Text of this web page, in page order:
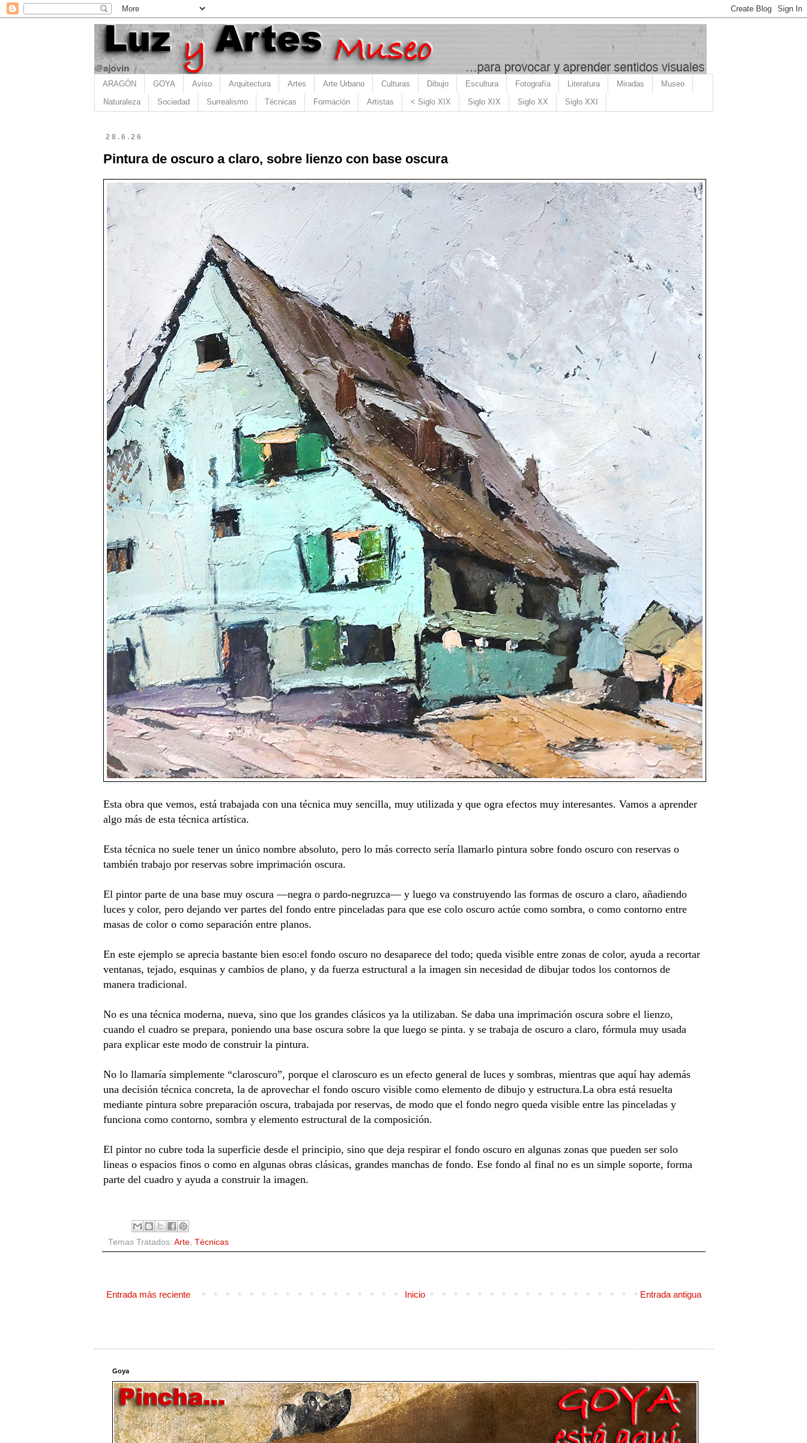
ARAGÓN GOYA Aviso Arquitectura Artes Arte Urbano Culturas Dibujo Escultura Fotografía Literatura Miradas Museo
Naturaleza Sociedad Surrealismo Técnicas Formación Artistas < Siglo XIX Siglo XIX Siglo XX Siglo XXI
28.6.26
Pintura de oscuro a claro, sobre lienzo con base oscura
Esta obra que vemos, está trabajada con una técnica muy sencilla, muy utilizada y que ogra efectos muy interesantes. Vamos a aprender
algo más de esta técnica artística.
Esta técnica no suele tener un único nombre absoluto, pero lo más correcto sería llamarlo pintura sobre fondo oscuro con reservas o
también trabajo por reservas sobre imprimación oscura.
El pintor parte de una base muy oscura —negra o pardo-negruzca— y luego va construyendo las formas de oscuro a claro, añadiendo
luces y color, pero dejando ver partes del fondo entre pinceladas para que ese colo oscuro actúe como sombra, o como contorno entre
masas de color o como separación entre planos.
En este ejemplo se aprecia bastante bien eso:el fondo oscuro no desaparece del todo; queda visible entre zonas de color, ayuda a recortar
ventanas, tejado, esquinas y cambios de plano, y da fuerza estructural a la imagen sin necesidad de dibujar todos los contornos de
manera tradicional.
No es una técnica moderna, nueva, sino que los grandes clásicos ya la utilizaban. Se daba una imprimación oscura sobre el lienzo,
cuando el cuadro se prepara, poniendo una base oscura sobre la que luego se pinta. y se trabaja de oscuro a claro, fórmula muy usada
para explicar este modo de construir la pintura.
No lo llamaría simplemente “claroscuro”, porque el claroscuro es un efecto general de luces y sombras, mientras que aquí hay además
una decisión técnica concreta, la de aprovechar el fondo oscuro visible como elemento de dibujo y estructura.La obra está resuelta
mediante pintura sobre preparación oscura, trabajada por reservas, de modo que el fondo negro queda visible entre las pinceladas y
funciona como contorno, sombra y elemento estructural de la composición.
El pintor no cubre toda la superficie desde el principio, sino que deja respirar el fondo oscuro en algunas zonas que pueden ser solo
lineas o espacios finos o como en algunas obras clásicas, grandes manchas de fondo. Ese fondo al final no es un simple soporte, forma
parte del cuadro y ayuda a construir la imagen.
Temas Tratados: Arte, Técnicas
Entrada más reciente Entrada antigua
Inicio
Goya